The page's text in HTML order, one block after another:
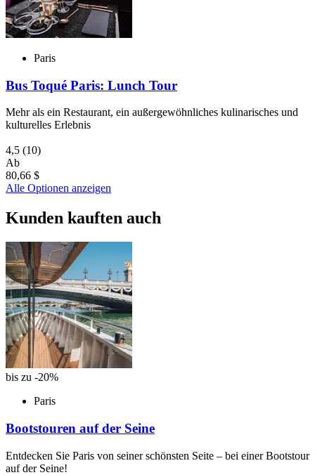
Paris
Bus Toqué Paris: Lunch Tour
Mehr als ein Restaurant, ein außergewöhnliches kulinarisches und
kulturelles Erlebnis
4,5 (10)
Ab
80,66 $
Alle Optionen anzeigen
Kunden kauften auch
bis zu -20%
Paris
Bootstouren auf der Seine
Entdecken Sie Paris von seiner schönsten Seite – bei einer Bootstour
auf der Seine!